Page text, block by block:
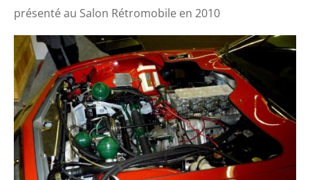
présenté au Salon Rétromobile en 2010